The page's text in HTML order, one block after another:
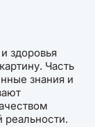
здоровья
Часть
знания и
реальности.